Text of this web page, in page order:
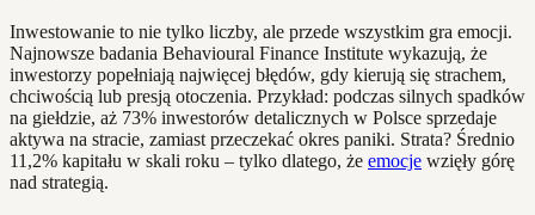
Inwestowanie to nie tylko liczby, ale przede wszystkim gra emocji.
Najnowsze badania Behavioural Finance Institute wykazują, że
inwestorzy popełniają najwięcej błędów, gdy kierują się strachem,
chciwością lub presją otoczenia. Przykład: podczas silnych spadków
na giełdzie, aż 73% inwestorów detalicznych w Polsce sprzedaje
aktywa na stracie, zamiast przeczekać okres paniki. Strata? Średnio
11,2% kapitału w skali roku – tylko dlatego, że emocje wzięły górę
nad strategią.